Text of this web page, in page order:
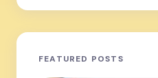
FEATURED POSTS